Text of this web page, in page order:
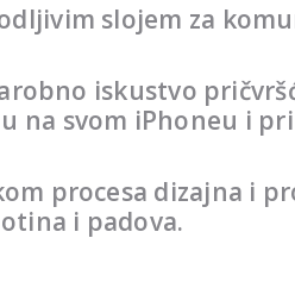
slojem za
iskustvo
na svom iPhoneu i
procesa dizajna i
i padova.